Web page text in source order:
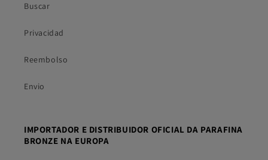
Buscar
Privacidad
Reembolso
Envio
IMPORTADOR E DISTRIBUIDOR OFICIAL DA PARAFINA
BRONZE NA EUROPA